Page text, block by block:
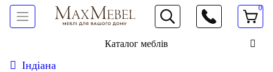
066 472 19 61
0
Каталог меблів
Індіана